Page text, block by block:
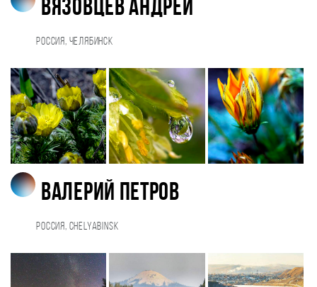
Вязовцев Андрей
Россия, Челябинск
Валерий Петров
Россия, Chelyabinsk